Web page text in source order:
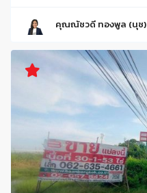
คุณณัชวดี ทองพูล (นุช)